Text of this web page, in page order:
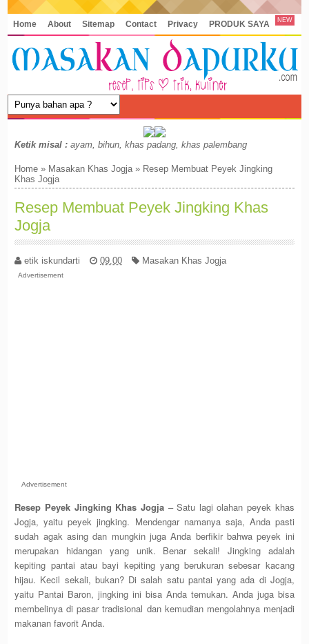
Home About Sitemap Contact Privacy PRODUK SAYA NEW
Ketik misal : ayam, bihun, khas padang, khas palembang
Home » Masakan Khas Jogja» Resep Membuat Peyek Jingking
Khas Jogja
Resep Membuat Peyek Jingking Khas
Jogja
etik iskundarti 09.00 Masakan Khas Jogja
Advertisement
Advertisement
Resep Peyek Jingking Khas Jogja– Satu lagi olahan peyek khas
Jogja, yaitu peyek jingking. Mendengar namanya saja, Anda pasti
sudah agak asing dan mungkin juga Anda berfikir bahwa peyek ini
merupakan hidangan yang unik. Benar sekali! Jingking adalah
kepiting pantai atau bayi kepiting yang berukuran sebesar kacang
hijau. Kecil sekali, bukan? Di salah satu pantai yang ada di Jogja,
yaitu Pantai Baron, jingking ini bisa Anda temukan. Anda juga bisa
membelinya di pasar tradisional dan kemudian mengolahnya menjadi
makanan favorit Anda.